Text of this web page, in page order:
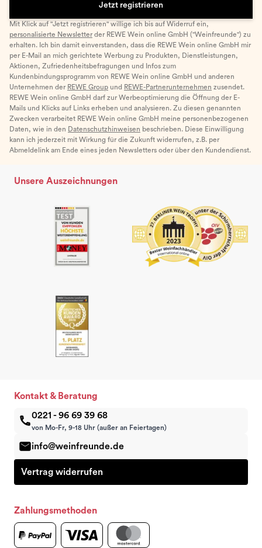
Jetzt registrieren
Mit Klick auf "Jetzt registrieren" willige ich bis auf Widerruf ein,
personalisierte Newsletter der REWE Wein online GmbH ("Weinfreunde") zu
erhalten. Ich bin damit einverstanden, dass die REWE Wein online GmbH mir
per E-Mail an mich gerichtete Werbung zu Produkten, Dienstleistungen,
Aktionen, Zufriedenheitsbefragungen und Infos zum
Kundenbindungsprogramm von REWE Wein online GmbH und anderen
Unternehmen der REWE Group und REWE-Partnerunternehmen zusendet.
REWE Wein online GmbH darf zur Werbeoptimierung die Öffnung der E-
Mails und Klicks auf Links erheben und analysieren. Zu diesen genannten
Zwecken verarbeitet REWE Wein online GmbH meine personenbezogenen
Daten, wie in den Datenschutzhinweisen beschrieben. Diese Einwilligung
kann ich jederzeit mit Wirkung für die Zukunft widerrufen, z.B. per
Abmeldelink am Ende eines jeden Newsletters oder über den Kundendienst.
Unsere Auszeichnungen
Kontakt & Beratung
0221 - 96 69 39 68
von Mo-Fr, 9-18 Uhr (außer an Feiertagen)
info@weinfreunde.de
Vertrag widerrufen
Zahlungsmethoden